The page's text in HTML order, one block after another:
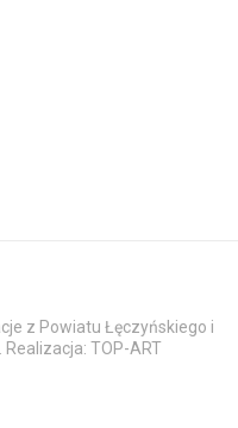
z Powiatu Łęczyńskiego i
TOP-ART